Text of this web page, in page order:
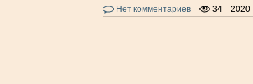
Нет комментариев 34 2020